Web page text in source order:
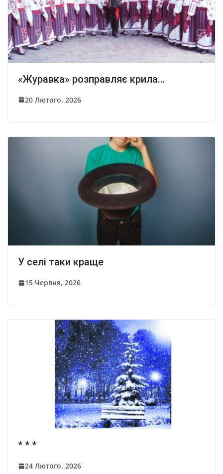
«Журавка» розправляє крила…
20 Лютого, 2026
У селі таки краще
15 Червня, 2026
* * *
24 Лютого, 2026